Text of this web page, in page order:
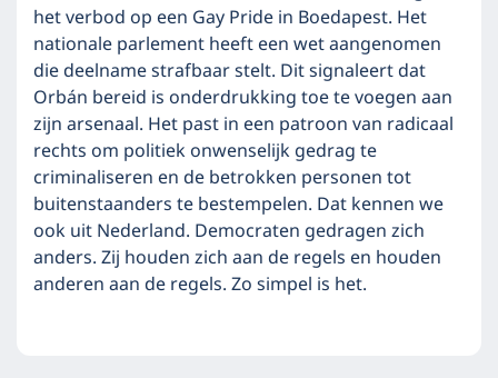
het verbod op een Gay Pride in Boedapest. Het
nationale parlement heeft een wet aangenomen
die deelname strafbaar stelt. Dit signaleert dat
Orbán bereid is onderdrukking toe te voegen aan
zijn arsenaal. Het past in een patroon van radicaal
rechts om politiek onwenselijk gedrag te
criminaliseren en de betrokken personen tot
buitenstaanders te bestempelen. Dat kennen we
ook uit Nederland. Democraten gedragen zich
anders. Zij houden zich aan de regels en houden
anderen aan de regels. Zo simpel is het.